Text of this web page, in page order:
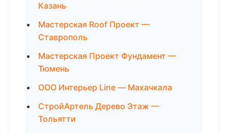
Казань
Мастерская Roof Проект —
Ставрополь
Мастерская Проект Фундамент —
Тюмень
ООО Интерьер Line — Махачкала
СтройАртель Дерево Этаж —
Тольятти